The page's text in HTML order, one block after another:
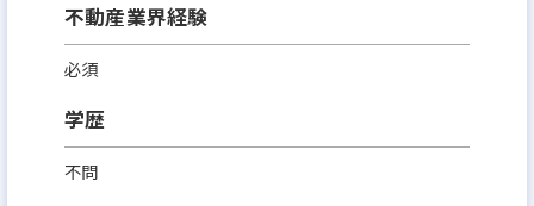
不動産業界経験
必須
学歴
不問